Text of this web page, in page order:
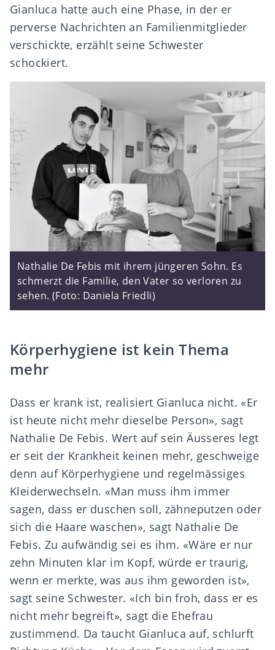
Gianluca hatte auch eine Phase, in der er
perverse Nachrichten an Familienmitglieder
verschickte, erzählt seine Schwester
schockiert.
Nathalie De Febis mit ihrem jüngeren Sohn. Es
schmerzt die Familie, den Vater so verloren zu
sehen. (Foto: Daniela Friedli)
Körperhygiene ist kein Thema
mehr
Dass er krank ist, realisiert Gianluca nicht. «Er
ist heute nicht mehr dieselbe Person», sagt
Nathalie De Febis. Wert auf sein Äusseres legt
er seit der Krankheit keinen mehr, geschweige
denn auf Körperhygiene und regelmässiges
Kleiderwechseln. «Man muss ihm immer
sagen, dass er duschen soll, zähneputzen oder
sich die Haare waschen», sagt Nathalie De
Febis. Zu aufwändig sei es ihm. «Wäre er nur
zehn Minuten klar im Kopf, würde er traurig,
wenn er merkte, was aus ihm geworden ist»,
sagt seine Schwester. «Ich bin froh, dass er es
nicht mehr begreift», sagt die Ehefrau
zustimmend. Da taucht Gianluca auf, schlurft